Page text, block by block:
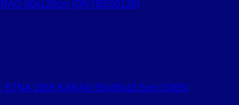
60x120cm (ONYBE60120)